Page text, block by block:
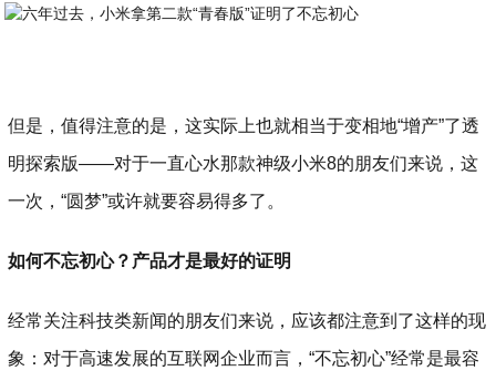
但是，值得注意的是，这实际上也就相当于变相地“增产”了透
明探索版——对于一直心水那款神级小米8的朋友们来说，这
一次，“圆梦”或许就要容易得多了。
如何不忘初心？产品才是最好的证明
经常关注科技类新闻的朋友们来说，应该都注意到了这样的现
象：对于高速发展的互联网企业而言，“不忘初心”经常是最容